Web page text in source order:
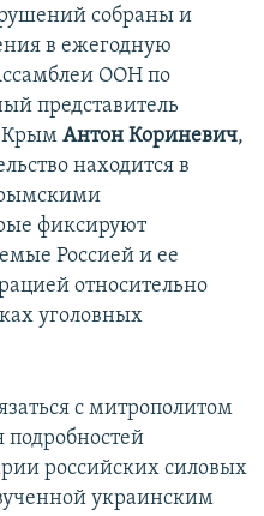
собраны и
в ежегодную
ООН по
представитель
Крым Антон Кориневич,
находится в
фиксируют
Россией и ее
относительно
уголовных
с митрополитом
российских силовых
украинским